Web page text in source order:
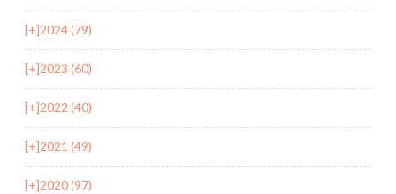
[+]2024 (79)
[+]2023 (60)
[+]2022 (40)
[+]2021 (49)
[+]2020 (97)